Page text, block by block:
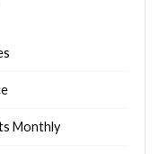
Monthly